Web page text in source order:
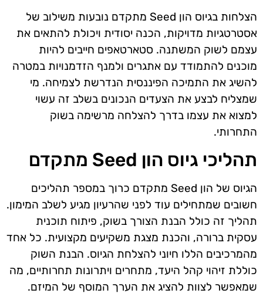
הצלחות בגיוס הון Seed מתקדם נובעות משילוב של
אסטרטגיות מדויקות, הכנה יסודית ויכולת להתאים את
עצמם לשוק המשתנה. סטארטאפים חייבים להיות
מוכנים להתמודד עם אתגרים ולמנף הזדמנויות במטרה
להשיג את התמיכה הפיננסית הנדרשת לצמיחה. מי
שמצליח לבצע את הצעדים הנכונים בשלב זה עשוי
למצוא את עצמו בדרך להצלחה מרשימה בשוק
התחרותי.
תהליכי גיוס הון Seed מתקדם
הגיוס של הון Seed מתקדם כרוך במספר תהליכים
חשובים שמתחילים עוד לפני שהרעיון מגיע לשלב המימון.
תהליך זה כולל הבנת הצורך בשוק, פיתוח תוכנית
עסקית ברורה, והכנת מצגת משקיעים מקצועית. כל אחד
מהמרכיבים הללו חיוני להצלחת הגיוס. הבנת השוק
כוללת זיהוי קהל היעד, מתחרים ויתרונות תחרותיים, מה
שמאפשר לצוות להציג את הערך המוסף של המיזם.